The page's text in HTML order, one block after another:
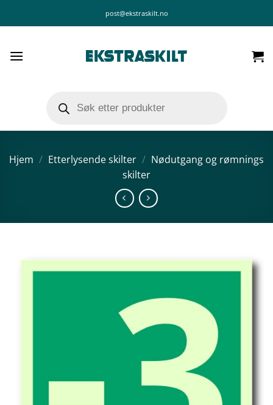
post@ekstraskilt.no
search
Hjem / Etterlysende skilter / Nødutgang og rømnings
skilter